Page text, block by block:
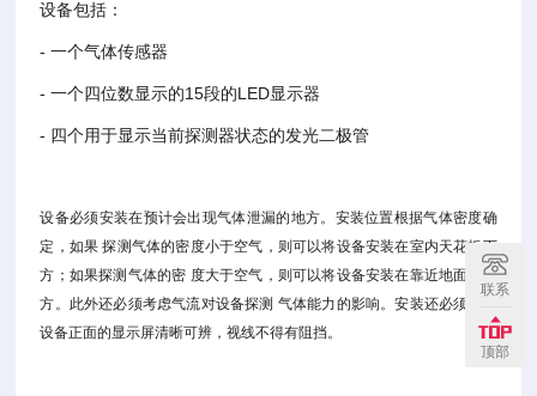
设备包括：
-一个气体传感器
-一个四位数显示的15段的LED显示器
- 四个用于显示当前探测器状态的发光二极管
设备必须安装在预计会出现气体泄漏的地方。安装位置根据气体密度确
定，如果 探测气体的密度小于空气，则可以将设备安装在室内天花板下
方；如果探测气体的密 度大于空气，则可以将设备安装在靠近地面的地
方。此外还必须考虑气流对设备探测 气体能力的影响。安装还必须保证
设备正面的显示屏清晰可辨，视线不得有阻挡。
联系
顶部